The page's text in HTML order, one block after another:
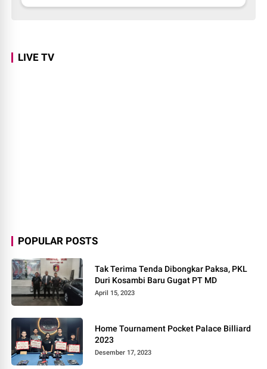
LIVE TV
POPULAR POSTS
Tak Terima Tenda Dibongkar Paksa, PKL
Duri Kosambi Baru Gugat PT MD
April 15, 2023
Home Tournament Pocket Palace Billiard
2023
Desember 17, 2023